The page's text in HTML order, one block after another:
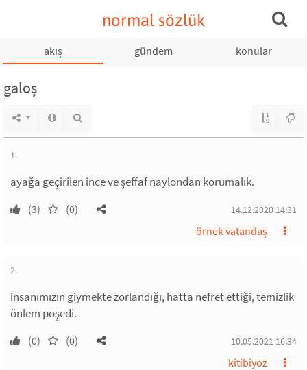
normal sözlük
akış gündem konular
galoş
1.
ayağa geçirilen ince ve şeffaf naylondan korumalık.
(3) (0) 14.12.2020 14:31
örnek vatandaş
2.
insanımızın giymekte zorlandığı, hatta nefret ettiği, temizlik
önlem poşedi.
(0) (0) 10.05.2021 16:34
kitibiyoz